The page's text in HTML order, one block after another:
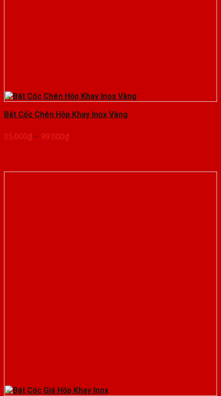
Bát Cốc Chén Hộp Khay Inox Vàng
35.000₫ – 99.000₫Khoảng
đến